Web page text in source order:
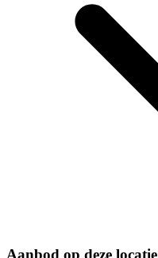
Aanbod op deze locatie